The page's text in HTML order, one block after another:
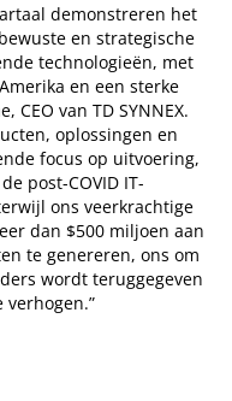
demonstreren het
en strategische
technologieën, met
en een sterke
CEO van TD SYNNEX.
oplossingen en
focus op uitvoering,
post-COVID IT-
ons veerkrachtige
dan $500 miljoen aan
te genereren, ons om
wordt teruggegeven